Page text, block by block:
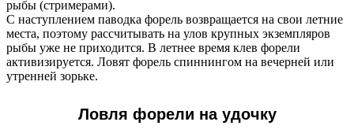
рыбы (стримерами).
С наступлением паводка форель возвращается на свои летние
места, поэтому рассчитывать на улов крупных экземпляров
рыбы уже не приходится. В летнее время клев форели
активизируется. Ловят форель спиннингом на вечерней или
утренней зорьке.
Ловля форели на удочку